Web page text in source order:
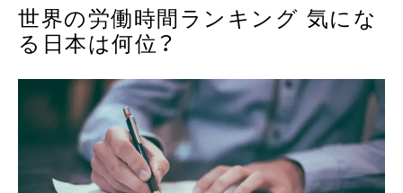
世界の労働時間ランキング 気にな
る日本は何位？